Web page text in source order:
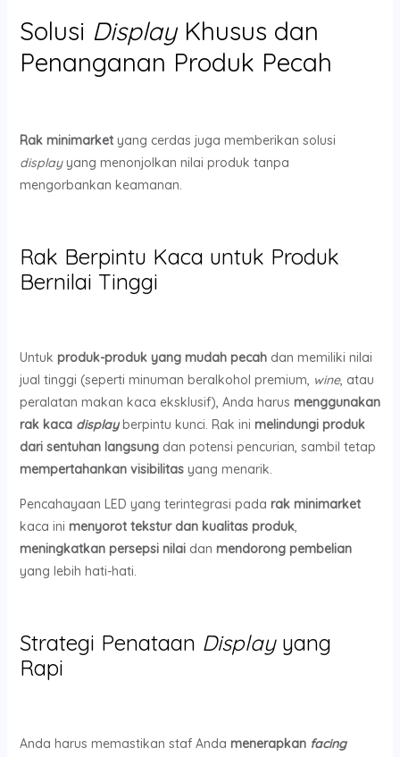
Solusi DisplayKhusus dan
Penanganan Produk Pecah
Rak minimarketyang cerdas juga memberikan solusi
displayyang menonjolkan nilai produk tanpa
mengorbankan keamanan.
Rak Berpintu Kaca untuk Produk
Bernilai Tinggi
Untuk produk-produk yang mudah pecahdan memiliki nilai
jual tinggi (seperti minuman beralkohol premium, wine, atau
peralatan makan kaca eksklusif), Anda harus menggunakan
rak kaca displayberpintu kunci. Rak ini melindungi produk
dari sentuhan langsungdan potensi pencurian, sambil tetap
mempertahankan visibilitasyang menarik.
Pencahayaan LED yang terintegrasi pada rak minimarket
kaca ini menyorot tekstur dan kualitas produk,
meningkatkan persepsi nilaidan mendorong pembelian
yang lebih hati-hati.
Strategi Penataan Displayyang
Rapi
Anda harus memastikan staf Anda menerapkan facing